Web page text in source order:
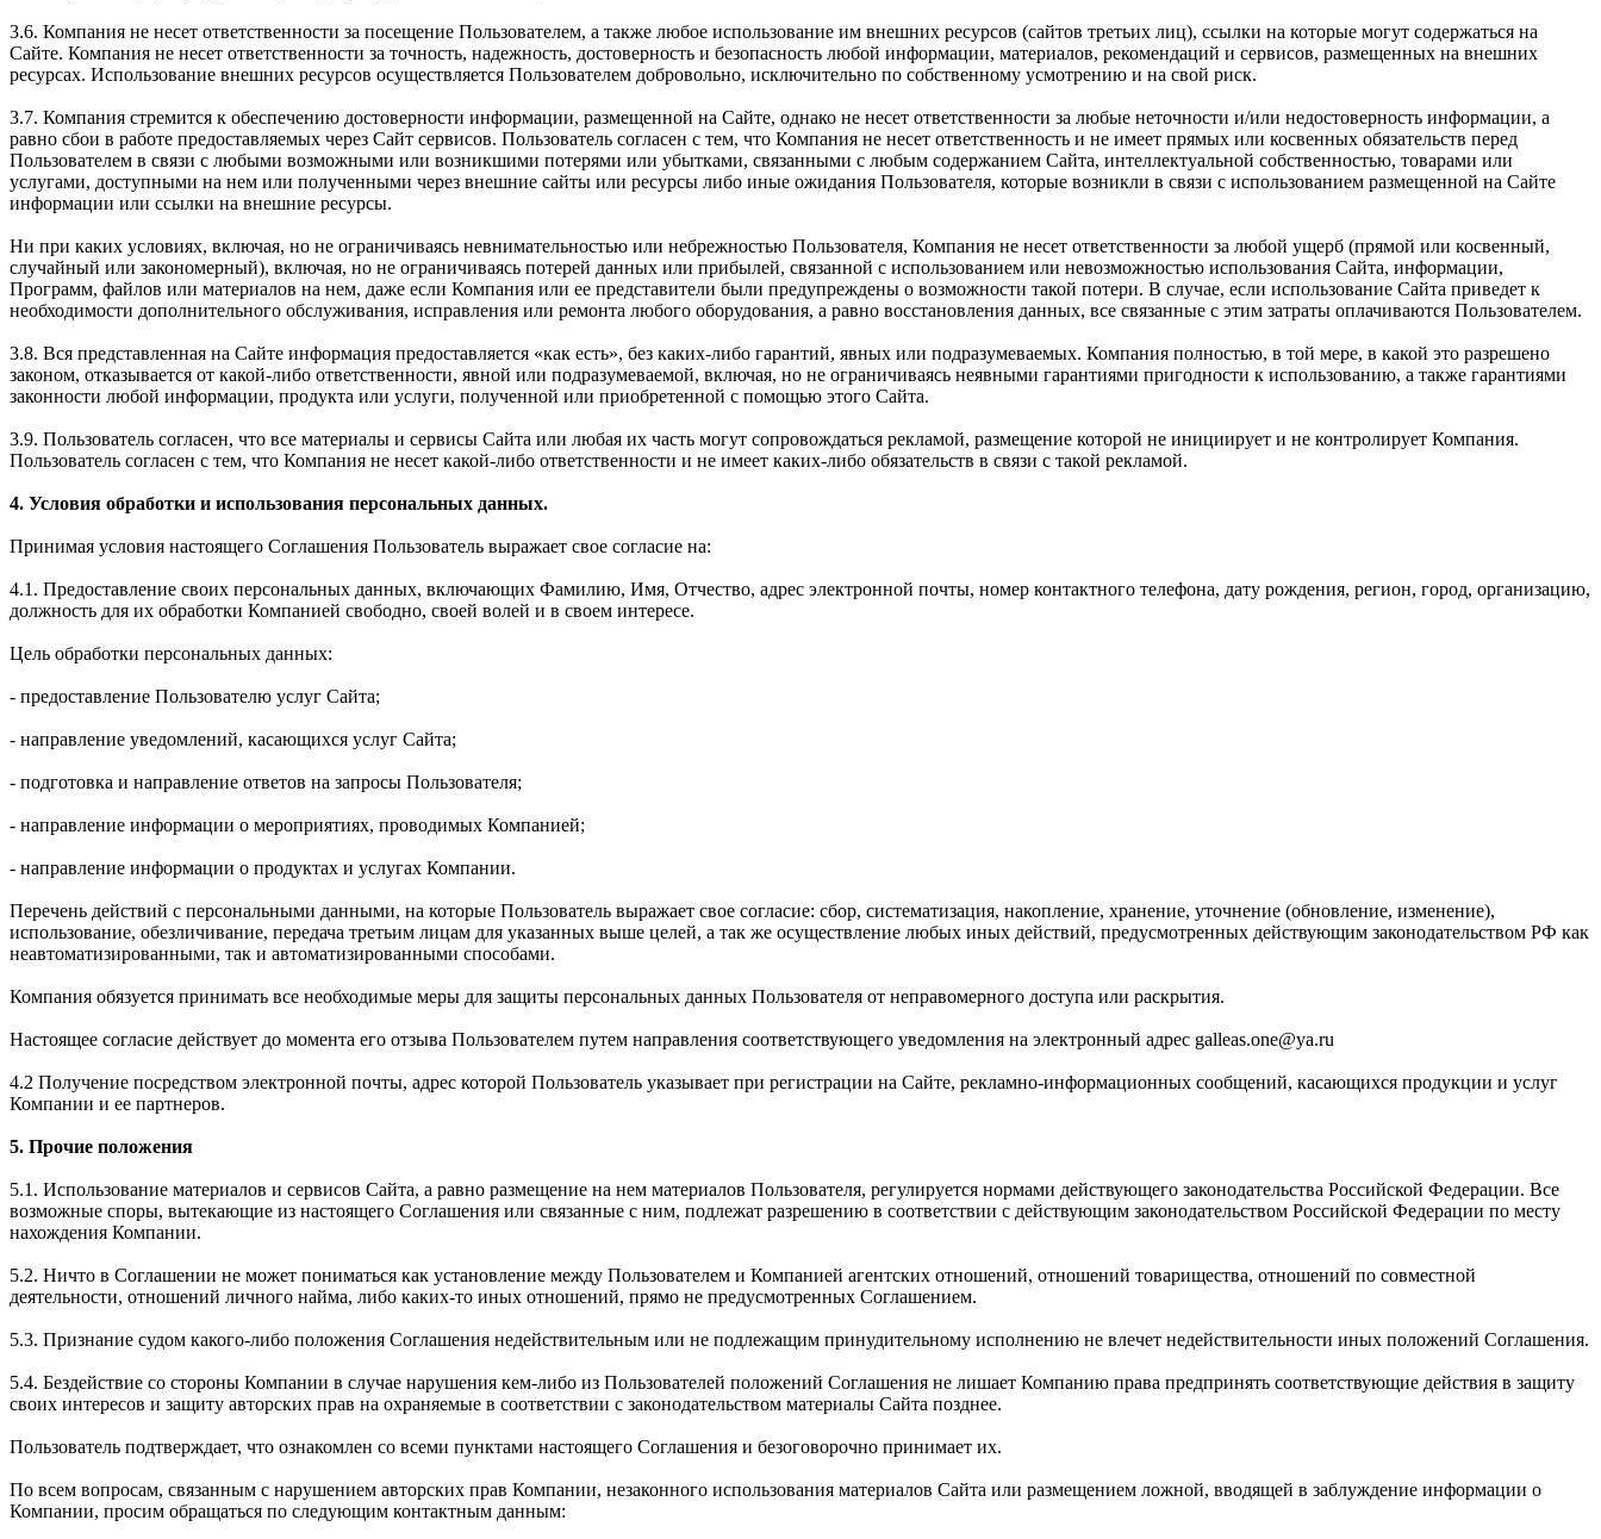
3.6. Компания не несет ответственности за посещение Пользователем, а также любое использование им внешних ресурсов (сайтов третьих лиц), ссылки на которые могут содержаться на
Сайте. Компания не несет ответственности за точность, надежность, достоверность и безопасность любой информации, материалов, рекомендаций и сервисов, размещенных на внешних
ресурсах. Использование внешних ресурсов осуществляется Пользователем добровольно, исключительно по собственному усмотрению и на свой риск.
3.7. Компания стремится к обеспечению достоверности информации, размещенной на Сайте, однако не несет ответственности за любые неточности и/или недостоверность информации, а
равно сбои в работе предоставляемых через Сайт сервисов. Пользователь согласен с тем, что Компания не несет ответственность и не имеет прямых или косвенных обязательств перед
Пользователем в связи с любыми возможными или возникшими потерями или убытками, связанными с любым содержанием Сайта, интеллектуальной собственностью, товарами или
услугами, доступными на нем или полученными через внешние сайты или ресурсы либо иные ожидания Пользователя, которые возникли в связи с использованием размещенной на Сайте
информации или ссылки на внешние ресурсы.
Ни при каких условиях, включая, но не ограничиваясь невнимательностью или небрежностью Пользователя, Компания не несет ответственности за любой ущерб (прямой или косвенный,
случайный или закономерный), включая, но не ограничиваясь потерей данных или прибылей, связанной с использованием или невозможностью использования Сайта, информации,
Программ, файлов или материалов на нем, даже если Компания или ее представители были предупреждены о возможности такой потери. В случае, если использование Сайта приведет к
необходимости дополнительного обслуживания, исправления или ремонта любого оборудования, а равно восстановления данных, все связанные с этим затраты оплачиваются Пользователем.
3.8. Вся представленная на Сайте информация предоставляется «как есть», без каких-либо гарантий, явных или подразумеваемых. Компания полностью, в той мере, в какой это разрешено
законом, отказывается от какой-либо ответственности, явной или подразумеваемой, включая, но не ограничиваясь неявными гарантиями пригодности к использованию, а также гарантиями
законности любой информации, продукта или услуги, полученной или приобретенной с помощью этого Сайта.
3.9. Пользователь согласен, что все материалы и сервисы Сайта или любая их часть могут сопровождаться рекламой, размещение которой не инициирует и не контролирует Компания.
Пользователь согласен с тем, что Компания не несет какой-либо ответственности и не имеет каких-либо обязательств в связи с такой рекламой.
4. Условия обработки и использования персональных данных.
Принимая условия настоящего Соглашения Пользователь выражает свое согласие на:
4.1. Предоставление своих персональных данных, включающих Фамилию, Имя, Отчество, адрес электронной почты, номер контактного телефона, дату рождения, регион, город, организацию,
должность для их обработки Компанией свободно, своей волей и в своем интересе.
Цель обработки персональных данных:
- предоставление Пользователю услуг Сайта;
- направление уведомлений, касающихся услуг Сайта;
- подготовка и направление ответов на запросы Пользователя;
- направление информации о мероприятиях, проводимых Компанией;
- направление информации о продуктах и услугах Компании.
Перечень действий с персональными данными, на которые Пользователь выражает свое согласие: сбор, систематизация, накопление, хранение, уточнение (обновление, изменение),
использование, обезличивание, передача третьим лицам для указанных выше целей, а так же осуществление любых иных действий, предусмотренных действующим законодательством РФ как
неавтоматизированными, так и автоматизированными способами.
Компания обязуется принимать все необходимые меры для защиты персональных данных Пользователя от неправомерного доступа или раскрытия.
Настоящее согласие действует до момента его отзыва Пользователем путем направления соответствующего уведомления на электронный адрес galleas.one@ya.ru
4.2 Получение посредством электронной почты, адрес которой Пользователь указывает при регистрации на Сайте, рекламно-информационных сообщений, касающихся продукции и услуг
Компании и ее партнеров.
5. Прочие положения
5.1. Использование материалов и сервисов Сайта, а равно размещение на нем материалов Пользователя, регулируется нормами действующего законодательства Российской Федерации. Все
возможные споры, вытекающие из настоящего Соглашения или связанные с ним, подлежат разрешению в соответствии с действующим законодательством Российской Федерации по месту
нахождения Компании.
5.2. Ничто в Соглашении не может пониматься как установление между Пользователем и Компанией агентских отношений, отношений товарищества, отношений по совместной
деятельности, отношений личного найма, либо каких-то иных отношений, прямо не предусмотренных Соглашением.
5.3. Признание судом какого-либо положения Соглашения недействительным или не подлежащим принудительному исполнению не влечет недействительности иных положений Соглашения.
5.4. Бездействие со стороны Компании в случае нарушения кем-либо из Пользователей положений Соглашения не лишает Компанию права предпринять соответствующие действия в защиту
своих интересов и защиту авторских прав на охраняемые в соответствии с законодательством материалы Сайта позднее.
Пользователь подтверждает, что ознакомлен со всеми пунктами настоящего Соглашения и безоговорочно принимает их.
По всем вопросам, связанным с нарушением авторских прав Компании, незаконного использования материалов Сайта или размещением ложной, вводящей в заблуждение информации о
Компании, просим обращаться по следующим контактным данным: